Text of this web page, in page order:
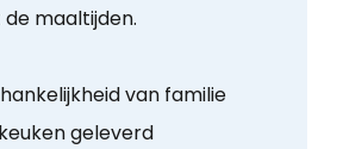
maaltijden.
van familie
geleverd